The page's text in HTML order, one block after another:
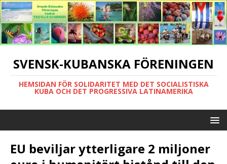
SVENSK-KUBANSKA FÖRENINGEN
HEMSIDAN FÖR SOLIDARITET MED DET SOCIALISTISKA
KUBA OCH DET PROGRESSIVA LATINAMERIKA
EU beviljar ytterligare 2 miljoner